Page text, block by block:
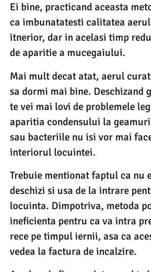
Ei bine, practicand aceasta
ca imbunatatesti calitatea
itnerior, dar in acelasi timp
de aparitie a mucegaiului.
Mai mult decat atat, aerul
sa dormi mai bine. Deschizand
te vei mai lovi de problemele
aparitia condensului la
sau bacteriile nu isi vor mai
interiorul locuintei.
Trebuie mentionat faptul ca nu
deschizi si usa de la intrare
locuinta. Dimpotriva, metoda
ineficienta pentru ca va intra
rece pe timpul iernii, asa ca
vedea la factura de incalzire.